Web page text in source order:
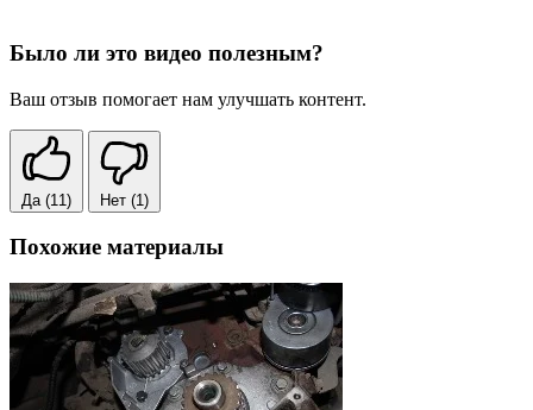
Было ли это видео полезным?
Ваш отзыв помогает нам улучшать контент.
Да (11) Нет (1)
Похожие материалы